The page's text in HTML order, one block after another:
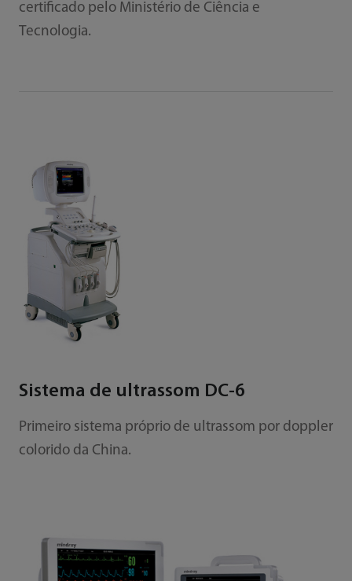
certificado pelo Ministério de Ciência e
Tecnologia.
Sistema de ultrassom DC-6
Primeiro sistema próprio de ultrassom por doppler
colorido da China.